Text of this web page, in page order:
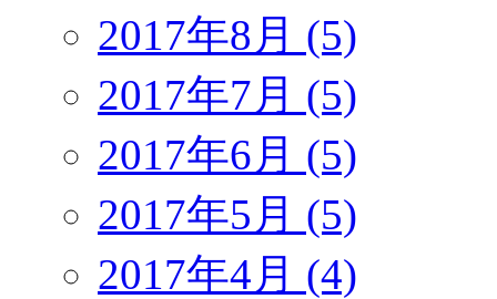
2017年8月 (5)
2017年7月 (5)
2017年6月 (5)
2017年5月 (5)
2017年4月 (4)